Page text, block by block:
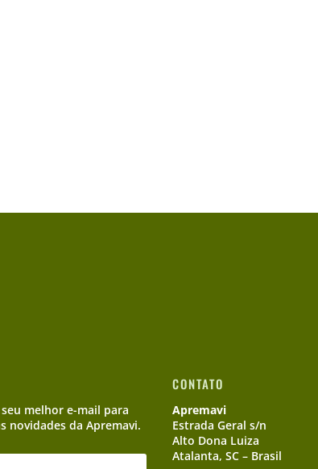
melhor e-mail para
novidades da Apremavi.
CONTATO
Apremavi
Estrada Geral s/n
Alto Dona Luiza
Atalanta, SC – Brasil